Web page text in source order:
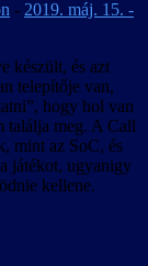
- 2019. máj. 15. -
készült, és azt
telepítője van,
hogy hol van
találja meg. A Call
mint az SoC, és
játékot, ugyanigy
kellene.